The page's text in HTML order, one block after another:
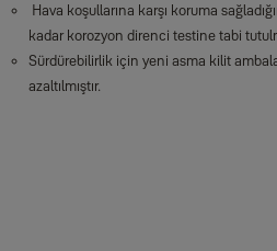
Hava koşullarına karşı koruma
kadar korozyon direnci testine tabi
Sürdürebilirlik için yeni asma kilit
azaltılmıştır.